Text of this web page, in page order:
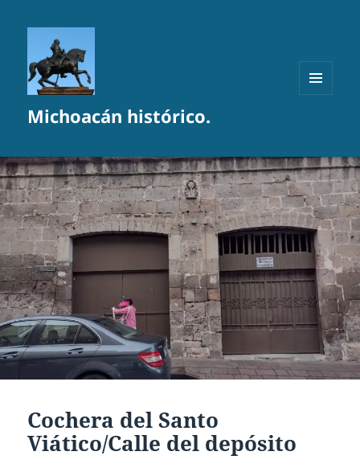
Michoacán histórico.
Cochera del Santo
Viático/Calle del depósito